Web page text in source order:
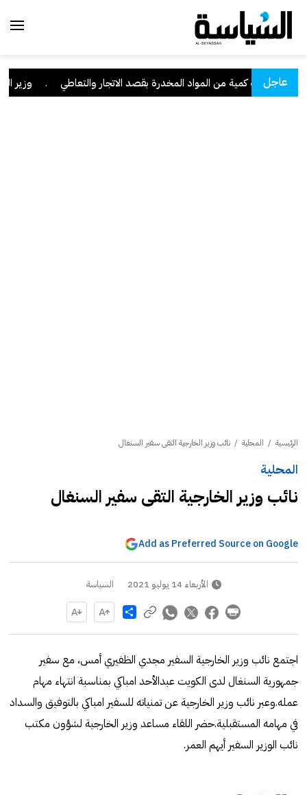
عاجل
وبحوزته كمية من المواد المخدرة بقصد الاتجار والتعاطي وزير العدل:
الرئيسية / المحلية / نائب وزير الخارجية التقى سفير السنغال
المحلية
نائب وزير الخارجية التقى سفير السنغال
Add as Preferred Source on Google
الأربعاء 14 يوليو 2021 السياسة
Share
اجتمع نائب وزير الخارجية السفير مجدي الظفيري أمس، مع سفير
جمهورية السنغال لدى الكويت عبدالأحد امباكي بمناسبة انتهاء مهام
عمله.وعبر نائب وزير الخارجية عن تمنياته للسفير امباكي بالتوفيق والسداد
في مهامه المستقبلية.حضر اللقاء مساعد وزير الخارجية لشؤون مكتب
نائب الوزير السفير أيهم العمر.